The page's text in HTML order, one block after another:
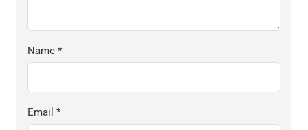
Name *
Email *